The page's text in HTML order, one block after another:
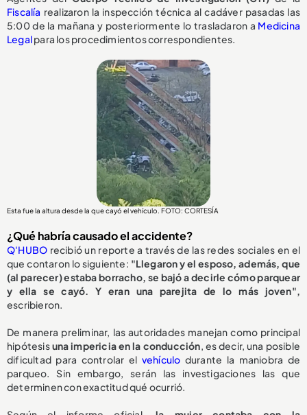
Fiscalía realizaron la inspección técnica al cadáver pasadas las
5:00 de la mañana y posteriormente lo trasladaron a Medicina
Legalpara los procedimientos correspondientes.
Esta fue la altura desde la que cayó el vehículo. FOTO: CORTESÍA
¿Qué habría causado el accidente?
Q'HUBO recibió un reporte a través de las redes sociales en el
que contaron lo siguiente: "Llegaron y el esposo, además, que
(al parecer) estaba borracho, se bajó a decirle cómo parquear
y ella se cayó. Y eran una parejita de lo más joven",
escribieron.
De manera preliminar, las autoridades manejan como principal
hipótesisuna impericia en la conducción, es decir, una posible
dificultad para controlar el vehículo durante la maniobra de
parqueo. Sin embargo, serán las investigaciones las que
determinen con exactitud qué ocurrió.